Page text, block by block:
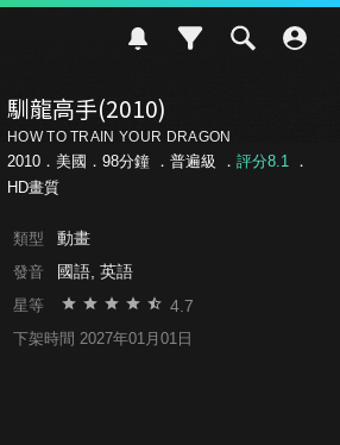
馴龍高手(2010)
HOW TO TRAIN YOUR DRAGON
2010．美國．98分鐘 ． 普遍級 ． 評分8.1．
HD畫質
類型 動畫
發音 國語, 英語
星等 4.7
下架時間 2027年01月01日